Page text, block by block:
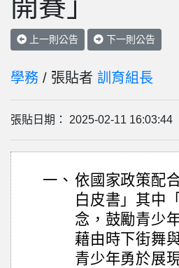
開賽」
上一則公告 下一則公告
學務 / 張貼者 訓育組長
張貼日期： 2025-02-11
一、 依國家政策配
白皮書」其中
念，鼓勵青少
藉由時下街舞
青少年勇於展